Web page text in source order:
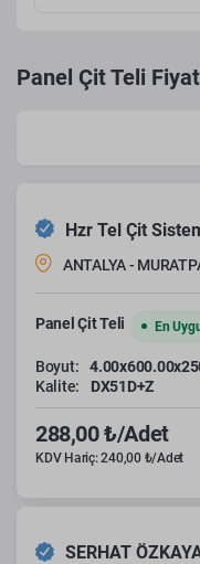
Panel Çit Teli
Hzr Tel Çit
ANTALYA -
Panel Çit Teli En
Boyut:
Kalite:
DX51D+Z
288,00 ₺/Adet
KDV Hariç: 240,00 ₺/Adet
SERHAT